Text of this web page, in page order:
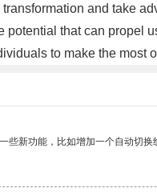
and take
potential that can propel
to make the most
新功能，比如增加一个自动切换